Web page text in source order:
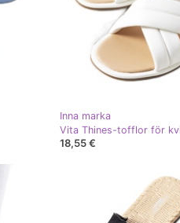
Inna marka
Vita Thines-tofflor för
18,55 €